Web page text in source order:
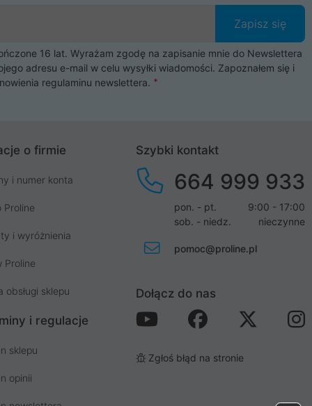
Zapisz się
16 lat. Wyrażam zgodę na zapisanie mnie do Newslettera
adresu e-mail w celu wysyłki wiadomości. Zapoznałem się i
regulaminu newslettera.
o firmie
i numer konta
Proline
i wyróżnienia
Proline
obsługi sklepu
i regulacje
sklepu
opinii
Szybki kontakt
664 999 933
pon. - pt.
9:00 - 17:00
sob. - niedz.
nieczynne
pomoc@proline.pl
Dołącz do nas
Zgłoś błąd na stronie